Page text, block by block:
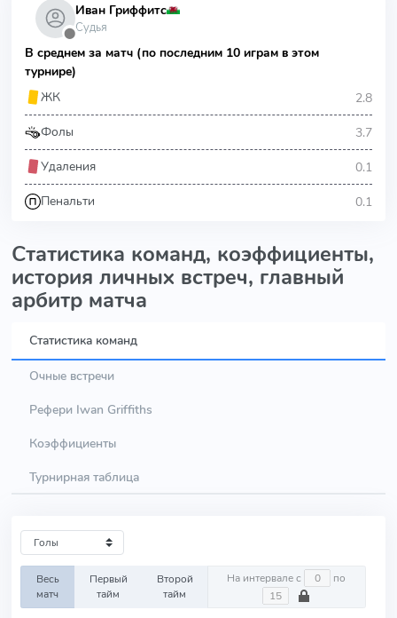
⬤
Иван Гриффитс
Судья
В среднем за матч (по последним 10 играм в этом
турнире)
ЖК
2.8
Фолы 3.7
Удаления 0.1
Пенальти 0.1
Статистика команд, коэффициенты,
история личных встреч, главный
арбитр матча
Статистика команд
Очные встречи
Рефери Iwan Griffiths
Коэффициенты
Турнирная таблица
Весь
матч
Первый
тайм
Второй
тайм
На интервале с по